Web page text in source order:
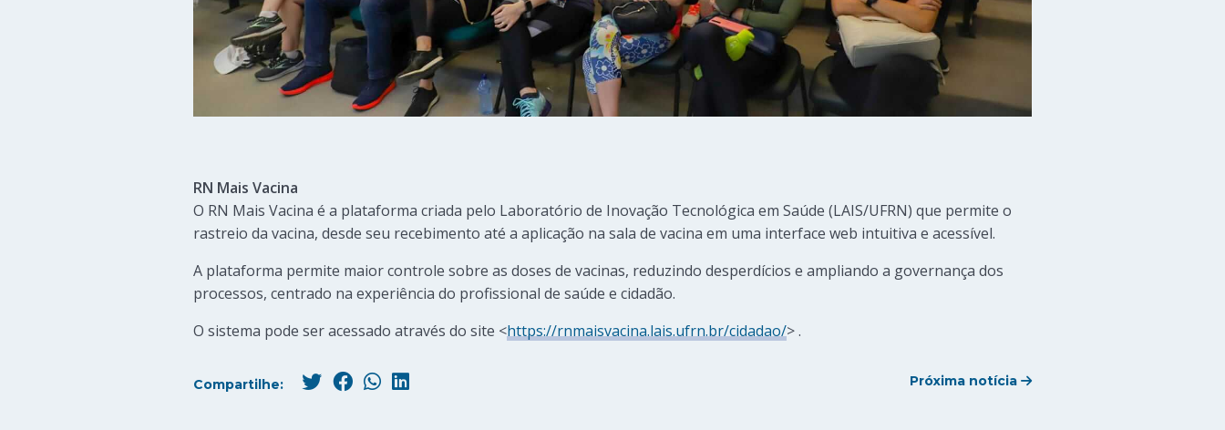
RN Mais Vacina
O RN Mais Vacina é a plataforma criada pelo Laboratório de Inovação Tecnológica em Saúde (LAIS/UFRN) que permite o
rastreio da vacina, desde seu recebimento até a aplicação na sala de vacina em uma interface web intuitiva e acessível.
A plataforma permite maior controle sobre as doses de vacinas, reduzindo desperdícios e ampliando a governança dos
processos, centrado na experiência do profissional de saúde e cidadão.
O sistema pode ser acessado através do site <https://rnmaisvacina.lais.ufrn.br/cidadao/> .
Compartilhe: Próxima notícia